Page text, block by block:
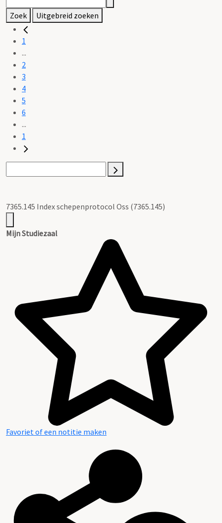
Zoek Uitgebreid zoeken
1
...
2
3
4
5
6
...
1
7365.145 Index schepenprotocol Oss (7365.145)
Mijn Studiezaal
Favoriet of een notitie maken